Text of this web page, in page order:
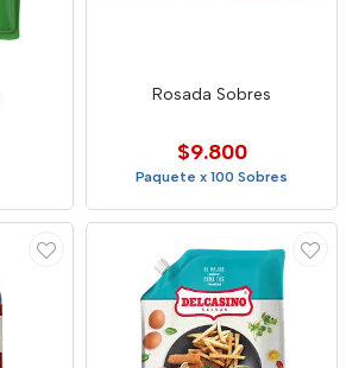
Rosada Sobres
$9.800
Paquete x 100 Sobres